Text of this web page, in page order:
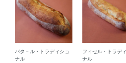
バタ－ル・トラディショ
ナル
フィセル・トラデ
ナル